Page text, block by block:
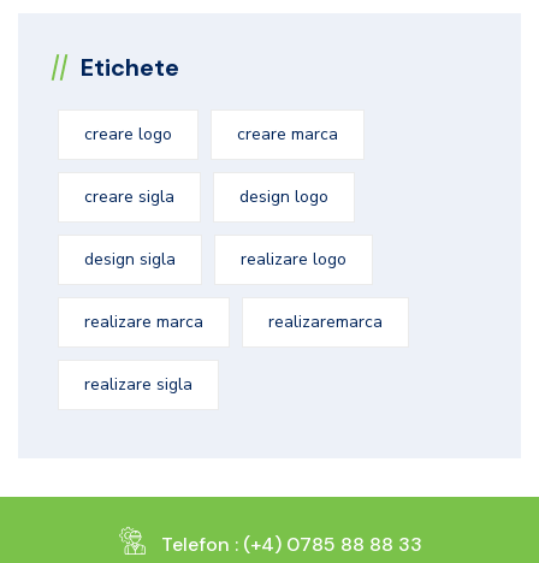
Etichete
creare logo creare marca
creare sigla design logo
design sigla realizare logo
realizare marca realizaremarca
realizare sigla
Telefon : (+4) 0785 88 88 33